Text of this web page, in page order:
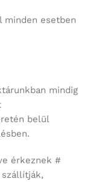
esetben
mindig
belül
érkeznek #
szállítják,